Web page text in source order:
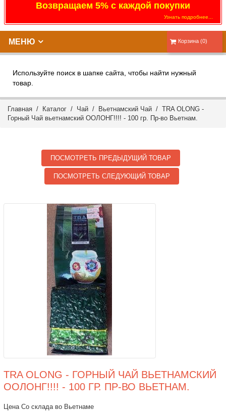
Возвращаем 5% с каждой покупки
Узнать подробнее...
Корзина (0)
МЕНЮ
Используйте поиск в шапке сайта, чтобы найти нужный
товар.
Главная / Каталог / Чай / Вьетнамский Чай / TRA OLONG -
Горный Чай вьетнамский ООЛОНГ!!!! - 100 гр. Пр-во Вьетнам.
ПОСМОТРЕТЬ ПРЕДЫДУЩИЙ ТОВАР
ПОСМОТРЕТЬ СЛЕДУЮЩИЙ ТОВАР
TRA OLONG - ГОРНЫЙ ЧАЙ ВЬЕТНАМСКИЙ
ООЛОНГ!!!! - 100 ГР. ПР-ВО ВЬЕТНАМ.
Цена Со склада во Вьетнаме